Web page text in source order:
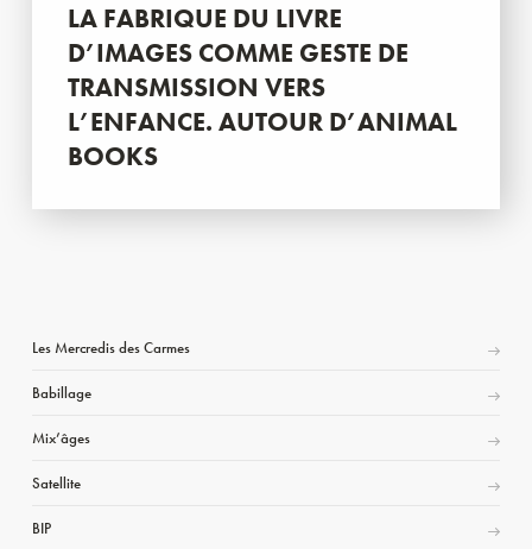
LA FABRIQUE DU LIVRE
D’IMAGES COMME GESTE DE
TRANSMISSION VERS
L’ENFANCE. AUTOUR D’ANIMAL
BOOKS
Les Mercredis des Carmes
Babillage
Mix’âges
Satellite
BIP